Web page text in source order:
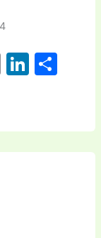
C
y
Li
Li
e
dI
C
di
vi